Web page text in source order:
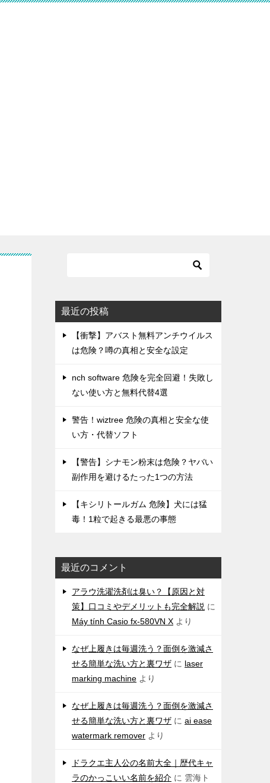
最近の投稿
【衝撃】アバスト無料アンチウイルス
は危険？噂の真相と安全な設定
nch software 危険を完全回避！失敗し
ない使い方と無料代替4選
警告！wiztree 危険の真相と安全な使
い方・代替ソフト
【警告】シナモン粉末は危険？ヤバい
副作用を避けるたった1つの方法
【キシリトールガム 危険】犬には猛
毒！1粒で起きる最悪の事態
最近のコメント
アラウ洗濯洗剤は臭い？【原因と対
策】口コミやデメリットも完全解説 に
Máy tính Casio fx-580VN X より
なぜ上履きは毎週洗う？面倒を激減さ
せる簡単な洗い方と裏ワザ に laser
marking machine より
なぜ上履きは毎週洗う？面倒を激減さ
せる簡単な洗い方と裏ワザ に ai ease
watermark remover より
ドラクエ主人公の名前大全｜歴代キャ
ラのかっこいい名前を紹介 に 雲海ト